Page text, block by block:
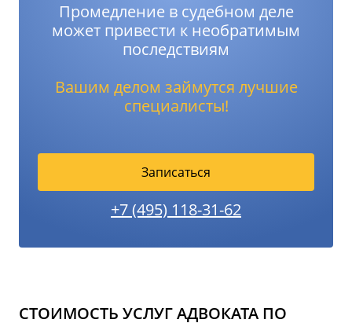
Промедление в судебном деле
может привести к необратимым
последствиям
Вашим делом займутся лучшие
специалисты!
Записаться
+7 (495) 118-31-62
СТОИМОСТЬ УСЛУГ АДВОКАТА ПО